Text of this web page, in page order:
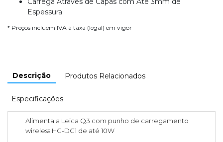
Espessura
* Preços incluem IVA à taxa (legal) em vigor
Descrição Produtos Relacionados
Especificações
Alimenta a Leica Q3 com punho de carregamento
wireless HG-DC1 de até 10W